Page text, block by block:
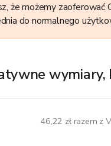
że możemy
do normalnego
wymiary,
46,22 zł razem z